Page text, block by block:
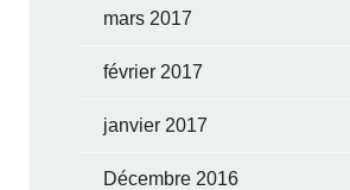
mars 2017
février 2017
janvier 2017
Décembre 2016